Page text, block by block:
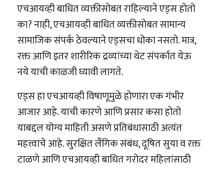
एचआयव्ही बाधित व्यक्तीसोबत राहिल्याने एड्स होतो
का? नाही, एचआयव्ही बाधित व्यक्तीसोबत सामान्य
सामाजिक संपर्क ठेवल्याने एड्सचा धोका नसतो. मात्र,
रक्त आणि इतर शारीरिक द्रव्यांच्या थेट संपर्कात येऊ
नये याची काळजी घ्यावी लागते.
एड्स हा एचआयव्ही विषाणूमुळे होणारा एक गंभीर
आजार आहे. याची कारणे आणि प्रसार कसा होतो
याबद्दल योग्य माहिती असणे प्रतिबंधासाठी अत्यंत
महत्त्वाचे आहे. सुरक्षित लैंगिक संबंध, दूषित सुया व रक्त
टाळणे आणि एचआयव्ही बाधित गरोदर महिलांसाठी